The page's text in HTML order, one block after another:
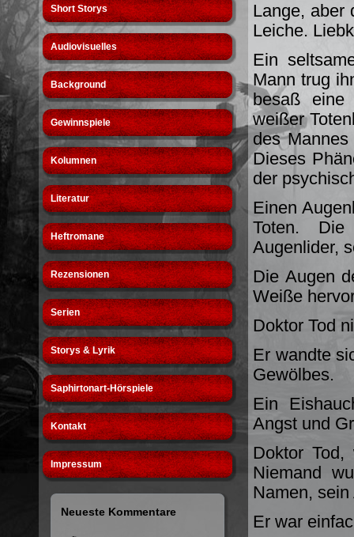
Short Storys
Audiovisuelles
Background
Gewinnspiele
Kolumnen
Literatur
Heftromane
Rezensionen
Serien
Storys & Lyrik
Saphirtonart-Hörspiele
Kontakt
Impressum
Neueste Kommentare
Lange, aber
Leiche.
Ein
Mann trug
besaß eine
weißer
des
Dieses
der
Einen
Toten.
Augenlider,
Die Augen
Weiße
Doktor Tod
Er wandte
Gewölbes.
Ein
Angst und
Doktor
Niemand
Namen,
Er war